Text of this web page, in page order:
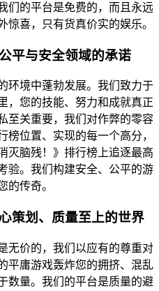
们的平台是免费的，而且永远
惊喜，只有货真价实的娱乐。
平与安全领域的承诺
环境中蓬勃发展。我们致力于
，您的技能、努力和成就真正
至关重要，我们对作弊的零容
榜位置、实现的每一个高分，
灭脑残！》排行榜上追逐最高
验。我们构建安全、公平的游
的传奇。
策划、质量至上的世界
无价的，我们以应有的尊重对
平庸游戏轰炸您的拥挤、混乱
数量。我们的平台是质量的避